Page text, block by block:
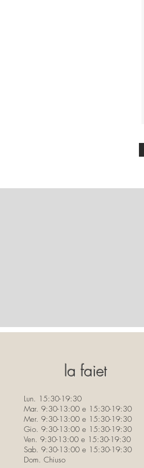
la faiet
Lun. 15:30-19:30
Mar. 9:30-13:00 e 15:30-19:30
Mer. 9:30-13:00 e 15:30-19:30
Gio. 9:30-13:00 e 15:30-19:30
Ven. 9:30-13:00 e 15:30-19:30
Sab. 9:30-13:00 e 15:30-19:30
Dom. Chiuso